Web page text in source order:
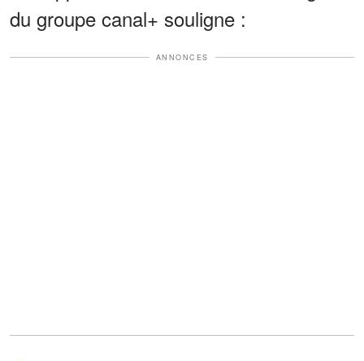
du groupe canal+ souligne :
ANNONCES